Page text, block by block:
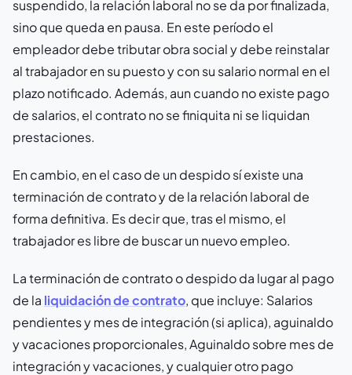
suspendido, la relación laboral no se da por finalizada,
sino que queda en pausa. En este período el
empleador debe tributar obra social y debe reinstalar
al trabajador en su puesto y con su salario normal en el
plazo notificado. Además, aun cuando no existe pago
de salarios, el contrato no se finiquita ni se liquidan
prestaciones.
En cambio, en el caso de un despido sí existe una
terminación de contrato y de la relación laboral de
forma definitiva. Es decir que, tras el mismo, el
trabajador es libre de buscar un nuevo empleo.
La terminación de contrato o despido da lugar al pago
de la liquidación de contrato, que incluye: Salarios
pendientes y mes de integración (si aplica), aguinaldo
y vacaciones proporcionales, Aguinaldo sobre mes de
integración y vacaciones, y cualquier otro pago